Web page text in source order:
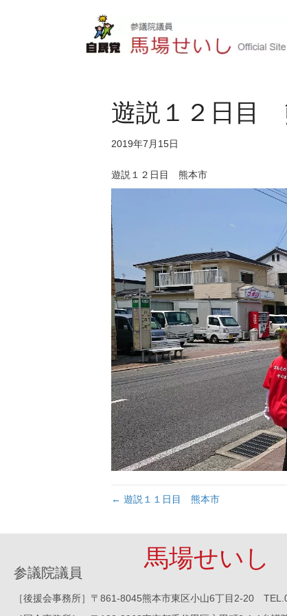
遊説１２日目
2019年7月15日
遊説１２日目 熊本市
← 遊説１１日目 熊本市
参議院議員
馬場せいし
［後援会事務所］〒861-8045熊本市東区小山6丁目2-20